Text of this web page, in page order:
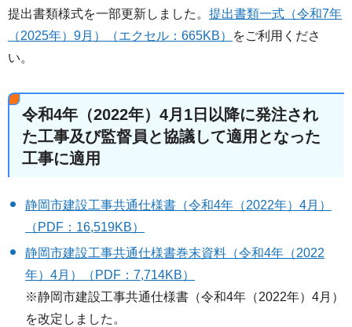
提出書類様式を一部更新しました。 提出書類一式（令和7年
（2025年）9月）（エクセル：665KB）
をご利用くださ
い。
令和4年（2022年）4月1日以降に発注され
た工事及び監督員と協議して適用となった
工事に適用
静岡市建設工事共通仕様書（令和4年（2022年）4月）
（PDF：16,519KB）
静岡市建設工事共通仕様書巻末資料（令和4年（2022
年）4月）（PDF：7,714KB）
※静岡市建設工事共通仕様書（令和4年（2022年）4月）
を改定しました。